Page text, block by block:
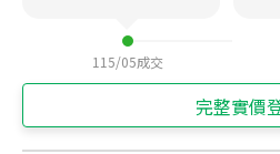
115/05成交
完整實價